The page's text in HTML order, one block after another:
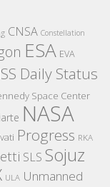
CNSA Constellation
ESA EVA
Daily Status
Space Center
NASA
Progress RKA
SLS Sojuz
ULA Unmanned